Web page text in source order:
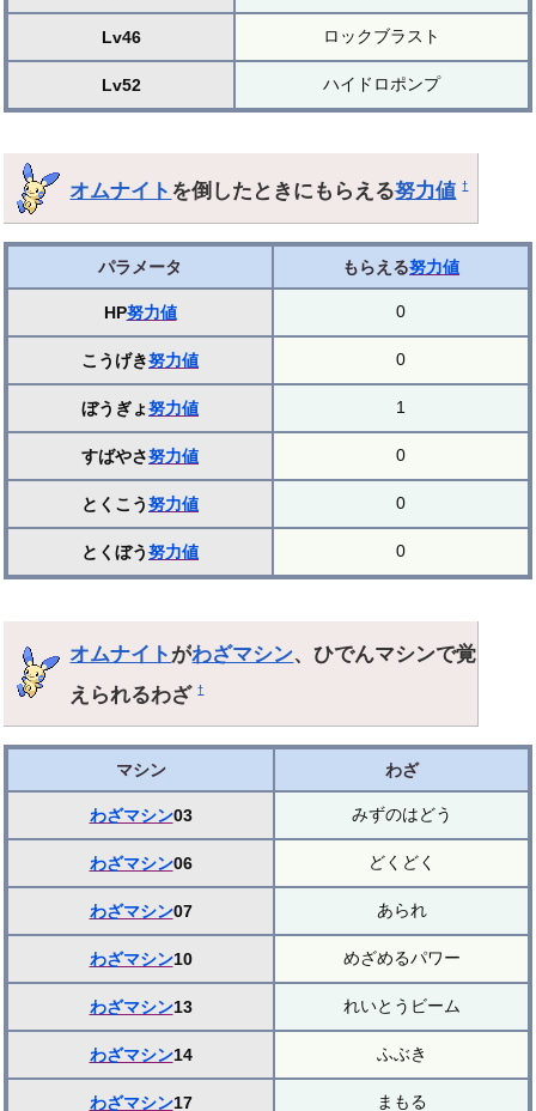
Lv46 ロックブラスト
Lv52 ハイドロポンプ
オムナイト を倒したときにもらえる努力値 †
パラメータ もらえる努力値
HP努力値 0
こうげき努力値 0
ぼうぎょ努力値 1
すばやさ努力値 0
とくこう努力値 0
とくぼう努力値 0
オムナイトがわざマシン、ひでんマシンで覚
えられるわざ†
マシン わざ
わざマシン03 みずのはどう
わざマシン06 どくどく
わざマシン07 あられ
わざマシン10 めざめるパワー
わざマシン13 れいとうビーム
わざマシン14 ふぶき
わざマシン17 まもる